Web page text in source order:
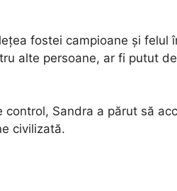
fostei campioane și felul
alte persoane, ar fi putut
Sandra a părut să
civilizată.